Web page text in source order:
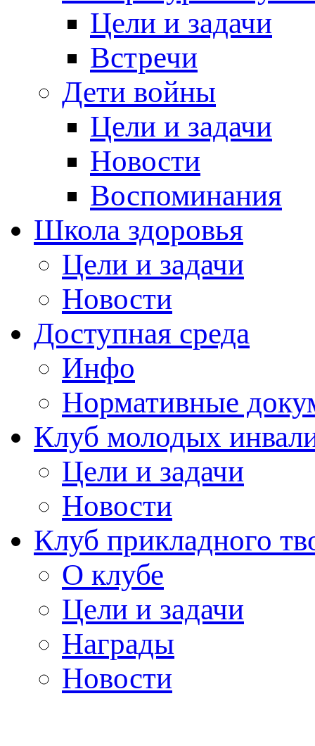
Цели и задачи
Встречи
Дети войны
Цели и задачи
Новости
Воспоминания
Школа здоровья
Цели и задачи
Новости
Доступная среда
Инфо
Нормативные
Клуб молодых
Цели и задачи
Новости
Клуб прикладного
О клубе
Цели и задачи
Награды
Новости